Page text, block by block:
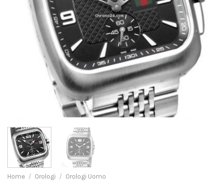
Home / Orologi / Orologi Uomo